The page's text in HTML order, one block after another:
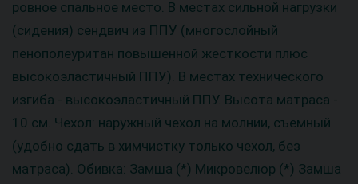
ровное спальное место. В местах сильной нагрузки
(сидения) сендвич из ППУ (многослойный
пенополеуритан повышенной жесткости плюс
высокоэластичный ППУ). В местах технического
изгиба - высокоэластичный ППУ. Высота матраса -
10 см. Чехол: наружный чехол на молнии, съемный
(удобно сдать в химчистку только чехол, без
матраса). Обивка: Замша (*) Микровелюр (*) Замша